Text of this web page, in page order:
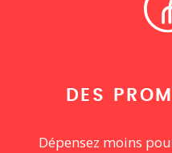
DES
Dépensez moins